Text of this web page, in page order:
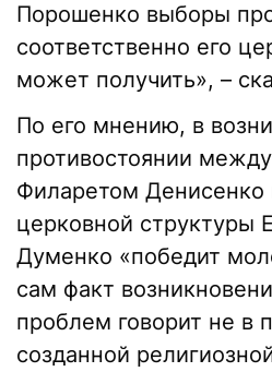
Порошенко выборы
соответственно его
может получить», –
По его мнению, в
противостоянии
Филаретом Денисенко
церковной структуры
Думенко «победит
сам факт
проблем говорит не в
созданной